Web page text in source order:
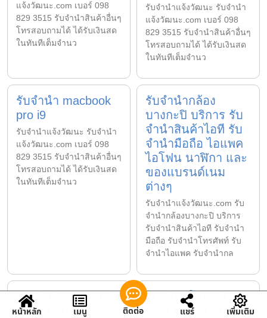
แจ้งวัฒนะ.com เบอร์ 098
829 3515 รับจำนำสินค้าอื่นๆ
โทรสอบถามได้ ได้รับเงินสด
ในทันทีเต็มจำนว
รับจํานําแจ้งวัฒนะ รับจํานํา
แจ้งวัฒนะ.com เบอร์ 098
829 3515 รับจำนำสินค้าอื่นๆ
โทรสอบถามได้ ได้รับเงินสด
ในทันทีเต็มจำนว
รับจำนำ macbook
pro i9
รับจํานําแจ้งวัฒนะ รับจํานํา
แจ้งวัฒนะ.com เบอร์ 098
829 3515 รับจำนำสินค้าอื่นๆ
โทรสอบถามได้ ได้รับเงินสด
ในทันทีเต็มจำนว
รับจำนำกล้อง
บางกะปิ บริการ รับ
จำนำสินค้าไอที รับ
จำนำมือถือ ไอแพค
ไอโฟน นาฬิกา และ
ของแบรนด์เนม
ต่างๆ
รับจํานําแจ้งวัฒนะ.com รับ
จำนำกล้องบางกะปิ บริการ
รับจำนำสินค้าไอที รับจำนำ
มือถือ รับจำนำโทรศัพท์ รับ
จำนำไอแพค รับจำนำกล
รับจำนำรัตนาธิเบศร์
บริการ รับจำนำ
รับจำนำโน๊ตบุ๊ค
Acer บริการ รับ
หน้าหลัก เมนู ติดต่อ แชร์ เพิ่มเติม